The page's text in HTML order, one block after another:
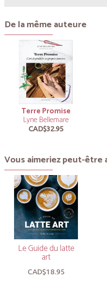
De la même auteure
Terre Promise
Lyne Bellemare
CAD$32.95
Vous aimeriez peut-être
Le Guide du latte
art
CAD$18.95